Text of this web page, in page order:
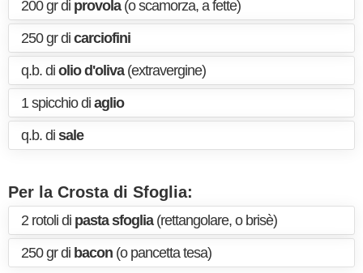
200 gr di provola(o scamorza, a fette)
250 gr di carciofini
q.b. di olio d'oliva(extravergine)
1 spicchio di aglio
q.b. di sale
Per la Crosta di Sfoglia:
2 rotoli di pasta sfoglia(rettangolare, o brisè)
250 gr di bacon (o pancetta tesa)